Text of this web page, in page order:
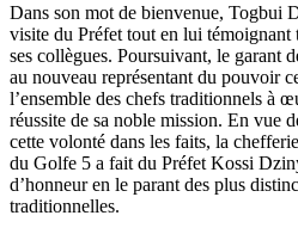
Dans son mot de bienvenue, Togbui
visite du Préfet tout en lui témoignant
ses collègues. Poursuivant, le garant
au nouveau représentant du pouvoir
l’ensemble des chefs traditionnels à
réussite de sa noble mission. En vue
cette volonté dans les faits, la
du Golfe 5 a fait du Préfet Kossi
d’honneur en le parant des plus
traditionnelles.